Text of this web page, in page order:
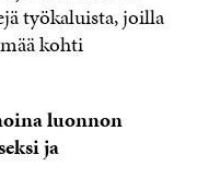
työkaluista, joilla
kohti
luonnon
ja